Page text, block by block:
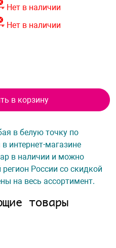
Нет в наличии
Нет в наличии
в корзину
в белую точку по
интернет-магазине
в наличии и можно
России со скидкой
на весь ассортимент.
товары